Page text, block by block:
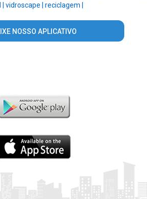
vidroscape | reciclagem |
NOSSO APLICATIVO